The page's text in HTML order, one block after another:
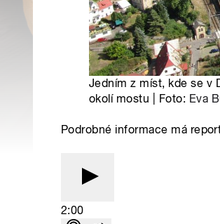
Jedním z míst, kde se v
okolí mostu | Foto: Eva
Podrobné informace má
2:00